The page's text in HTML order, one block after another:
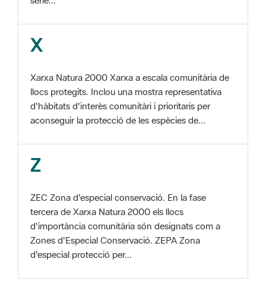
llocs protegits. Inclou una mostra representativa
aconseguir la protecció de les espècies de...
Z
tercera de Xarxa Natura 2000 els llocs
Zones d'Especial Conservació. ZEPA Zona
d'especial protecció per...